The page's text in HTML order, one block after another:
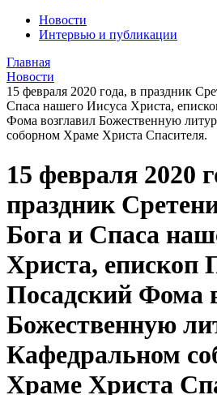
Новости
Интервью и публикации
Главная
Новости
15 февраля 2020 года, в праздник
Спаса нашего Иисуса Христа,
Фома возглавил Божественную
соборном Храме Христа Спасителя.
15 февраля 2020
праздник
Бога и Спаса
Христа, епископ
Посадский Фома
Божественную
Кафедральном
Храме Христа